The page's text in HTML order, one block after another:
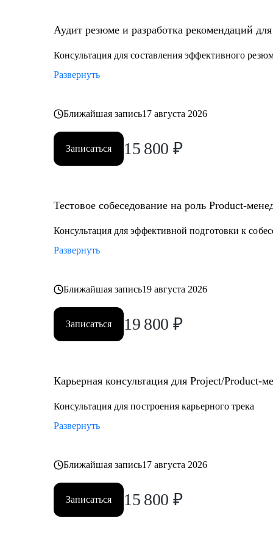
• Junior и middle project/product-менеджмента,
• Тем, кто хочет войти в IT и начать строить карьеру с
Аудит резюме и разработка рекомендаций
Консультация для составления эффективного
Развернуть
Ближайшая запись17 августа 2026
Записаться 15 800 ₽
Тестовое собеседование на роль Product-
Консультация для эффективной подготовки к
Развернуть
Ближайшая запись19 августа 2026
Записаться 19 800 ₽
Карьерная консультация для Project/Product-
Консультация для построения карьерного трека
Развернуть
Ближайшая запись17 августа 2026
Записаться 15 800 ₽